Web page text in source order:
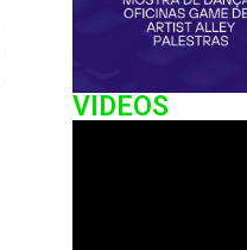
VIDEOS